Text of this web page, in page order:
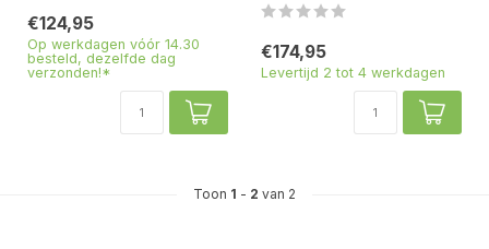
€124,95
Op werkdagen vóór 14.30
besteld, dezelfde dag
verzonden!*
€174,95
Levertijd 2 tot 4 werkdagen
Toon 1 - 2 van 2